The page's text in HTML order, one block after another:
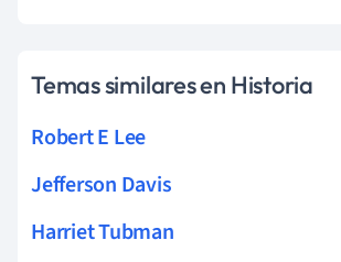
Temas similares en Historia
Robert E Lee
Jefferson Davis
Harriet Tubman